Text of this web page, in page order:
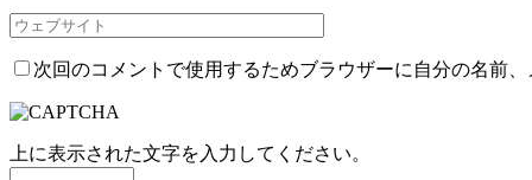
次回のコメントで使用するためブラウザーに自分の名前
上に表示された文字を入力してください。